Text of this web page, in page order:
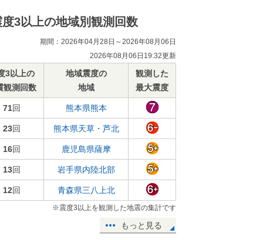
度3以上の地域別観測回数
期間：2026年04月28日～2026年08月06日
2026年08月06日19:32更新
3以上の
観測回数
地域震度の
地域
観測した
最大震度
71回 熊本県熊本
23回 熊本県天草・芦北
16回 鹿児島県薩摩
13回 岩手県内陸北部
12回 青森県三八上北
※震度3以上を観測した地震の集計です
もっと見る